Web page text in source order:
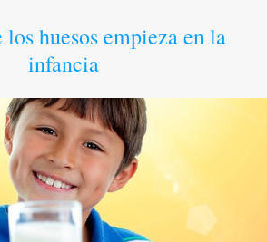
huesos empieza en la
infancia